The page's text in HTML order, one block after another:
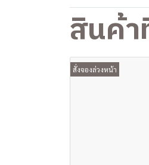
สินค้า
สั่งจองล่วงหน้า